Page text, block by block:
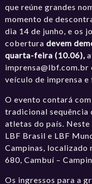
que reúne grandes
momento de
dia 14 de junho, e os
cobertura devem
quarta-feira (10.06),
imprensa@lbf.com.br
veículo de imprensa e
O evento contará
tradicional sequência
atletas do país. Neste
LBF Brasil e LBF
Campinas, localizado
680, Cambuí –
Os ingressos para a